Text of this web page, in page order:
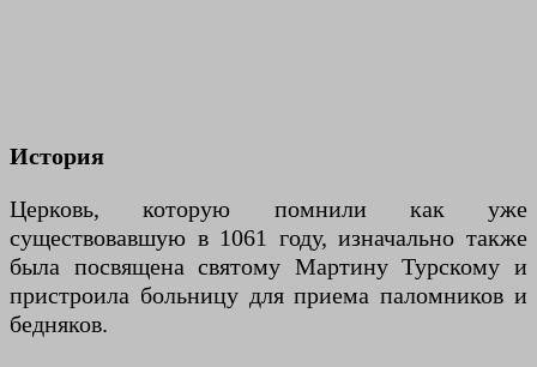
История
Церковь, которую помнили как уже
существовавшую в 1061 году, изначально также
была посвящена святому Мартину Турскому и
пристроила больницу для приема паломников и
бедняков.